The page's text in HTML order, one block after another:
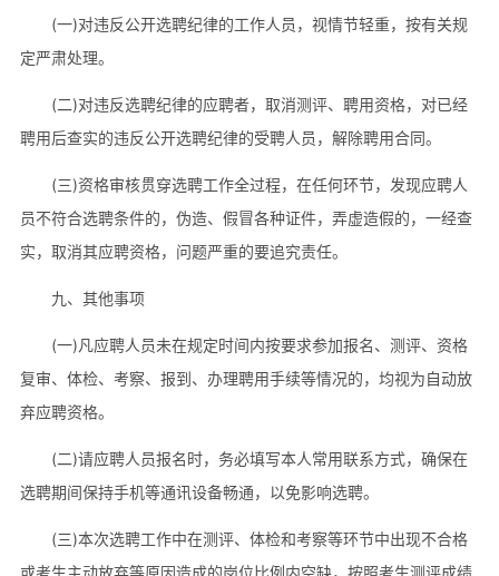
(一)对违反公开选聘纪律的工作人员，视情节轻重，按有关规
定严肃处理。
(二)对违反选聘纪律的应聘者，取消测评、聘用资格，对已经
聘用后查实的违反公开选聘纪律的受聘人员，解除聘用合同。
(三)资格审核贯穿选聘工作全过程，在任何环节，发现应聘人
员不符合选聘条件的，伪造、假冒各种证件，弄虚造假的，一经查
实，取消其应聘资格，问题严重的要追究责任。
九、其他事项
(一)凡应聘人员未在规定时间内按要求参加报名、测评、资格
复审、体检、考察、报到、办理聘用手续等情况的，均视为自动放
弃应聘资格。
(二)请应聘人员报名时，务必填写本人常用联系方式，确保在
选聘期间保持手机等通讯设备畅通，以免影响选聘。
(三)本次选聘工作中在测评、体检和考察等环节中出现不合格
或考生主动放弃等原因造成的岗位比例内空缺，按照考生测评成绩